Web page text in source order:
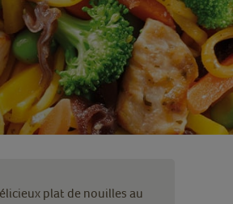
plat de nouilles au